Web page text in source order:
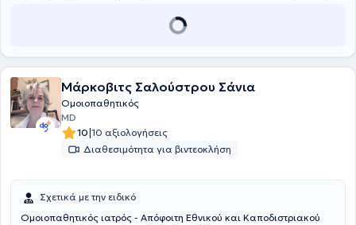
Μάρκοβιτς Σαλούστρου Σάνια
Ομοιοπαθητικός
MD
10|10 αξιολογήσεις
Διαθεσιμότητα για βιντεοκλήση
Σχετικά με την ειδικό
Ομοιοπαθητικός ιατρός - Απόφοιτη Εθνικού και Καποδιστριακού